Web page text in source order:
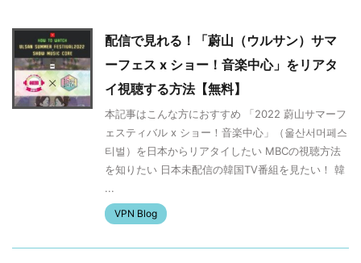
配信で見れる！「蔚山（ウルサン）サマ
ーフェス x ショー！音楽中心」をリアタ
イ視聴する方法【無料】
本記事はこんな方におすすめ 「2022 蔚山サマーフ
ェスティバル x ショー！音楽中心」（울산서머페스
티벌）を日本からリアタイしたい MBCの視聴方法
を知りたい 日本未配信の韓国TV番組を見たい！ 韓
...
VPN Blog